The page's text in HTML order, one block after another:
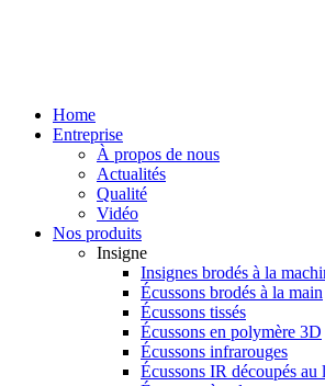
Home
Entreprise
À propos de nous
Actualités
Qualité
Vidéo
Nos produits
Insigne
Insignes brodés à la
Écussons brodés à la main
Écussons tissés
Écussons en polymère 3D
Écussons infrarouges
Écussons IR découpés au